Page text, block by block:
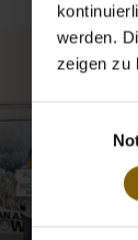
werden.
zeigen zu